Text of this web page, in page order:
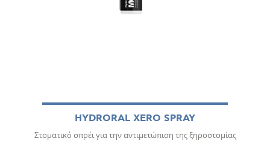
HYDRORAL XERO SPRAY
Στοματικό σπρέι για την αντιμετώπιση της ξηροστομίας